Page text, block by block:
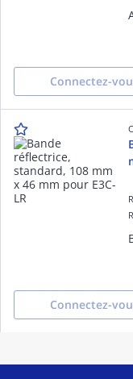
Connectez-
Connectez-